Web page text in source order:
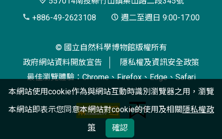
存+886-49-2623108
週二至週日 9:00-17:00
© 國立自然科學博物館版權所有
政府網站資料開放宣告
隱私權及資訊安全政策
最佳瀏覽體驗：Chrome、Firefox、Edge、Safari
本網站使用cookie作為與網站互動時識別瀏覽器之用，瀏覽
本網站即表示您同意本網站對cookie的使用及相關隱私權政
策
確認